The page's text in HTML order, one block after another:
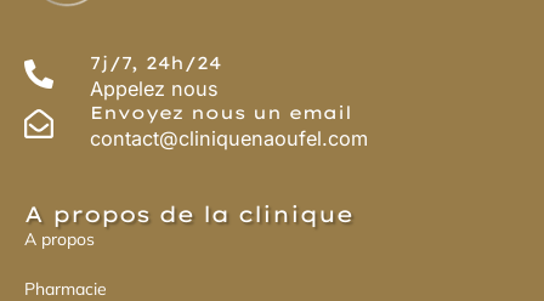
7j/7, 24h/24
Appelez nous
Envoyez nous un email
contact@cliniquenaoufel.com
A propos de la clinique
A propos
Pharmacie